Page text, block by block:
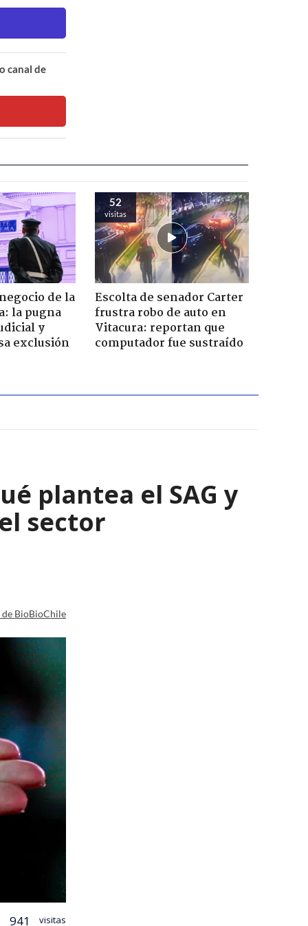
canal de
de la
la pugna
y
exclusión
52
visitas
Escolta de senador Carter
frustra robo de auto en
Vitacura: reportan que
computador fue sustraído
plantea el SAG y
sector
BioBioChile
941 visitas